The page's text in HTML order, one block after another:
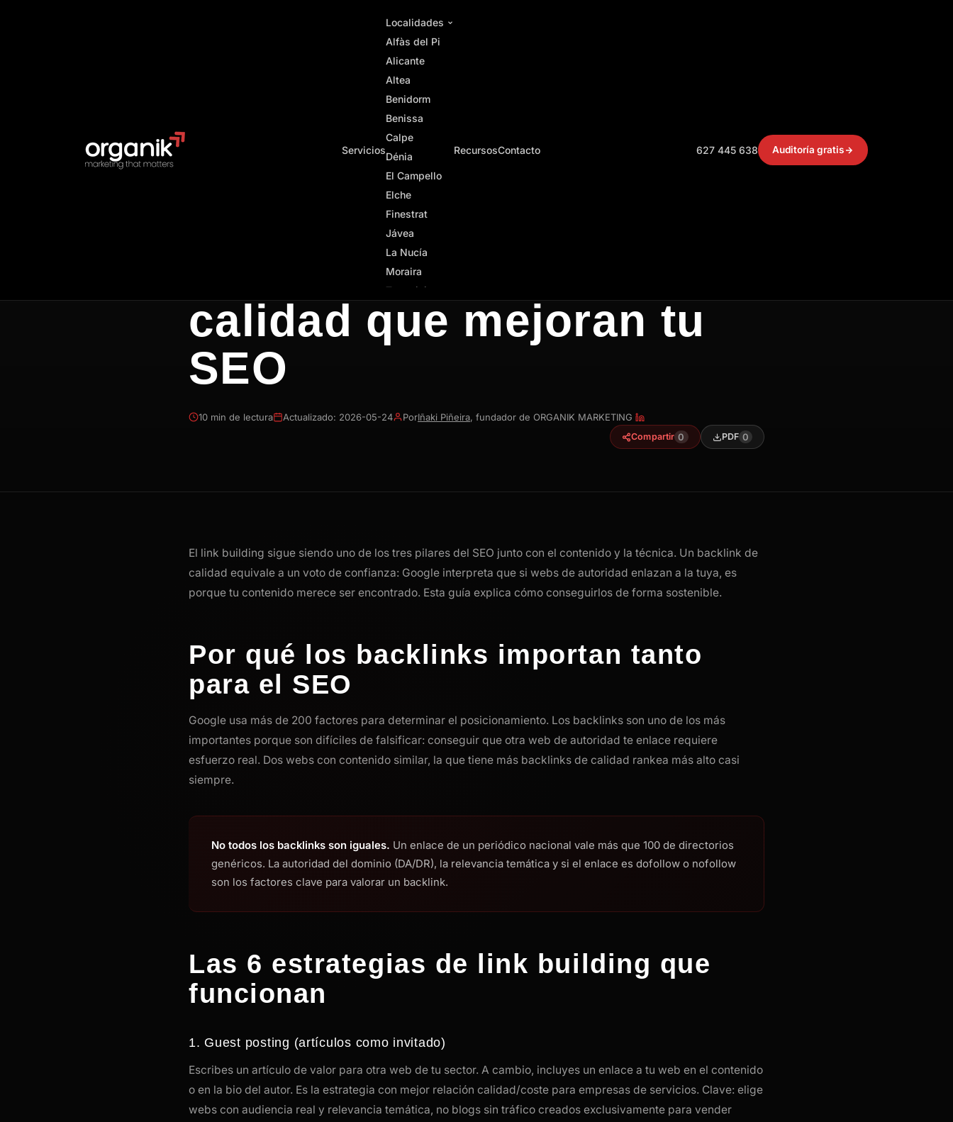
Servicios
Localidades
Alfàs del Pi
Alicante
Altea
Benidorm
Benissa
Calpe
Dénia
El Campello
Elche
Finestrat
Jávea
La Nucía
Moraira
Torrevieja
Valencia
Villajoyosa
RecursosContacto 627 445 638 Auditoría gratis
Link Building: cómo
conseguir backlinks de
calidad que mejoran tu
SEO
10 min de lectura Actualizado: 2026-05-24 PorIñaki Piñeira, fundador de ORGANIK MARKETING
Compartir 0 PDF 0
El link building sigue siendo uno de los tres pilares del SEO junto con el contenido y la técnica. Un backlink de
calidad equivale a un voto de confianza: Google interpreta que si webs de autoridad enlazan a la tuya, es
porque tu contenido merece ser encontrado. Esta guía explica cómo conseguirlos de forma sostenible.
Por qué los backlinks importan tanto
para el SEO
Google usa más de 200 factores para determinar el posicionamiento. Los backlinks son uno de los más
importantes porque son difíciles de falsificar: conseguir que otra web de autoridad te enlace requiere
esfuerzo real. Dos webs con contenido similar, la que tiene más backlinks de calidad rankea más alto casi
siempre.
No todos los backlinks son iguales. Un enlace de un periódico nacional vale más que 100 de directorios
genéricos. La autoridad del dominio (DA/DR), la relevancia temática y si el enlace es dofollow o nofollow
son los factores clave para valorar un backlink.
Las 6 estrategias de link building que
funcionan
1. Guest posting (artículos como invitado)
Escribes un artículo de valor para otra web de tu sector. A cambio, incluyes un enlace a tu web en el contenido
o en la bio del autor. Es la estrategia con mejor relación calidad/coste para empresas de servicios. Clave: elige
webs con audiencia real y relevancia temática, no blogs sin tráfico creados exclusivamente para vender